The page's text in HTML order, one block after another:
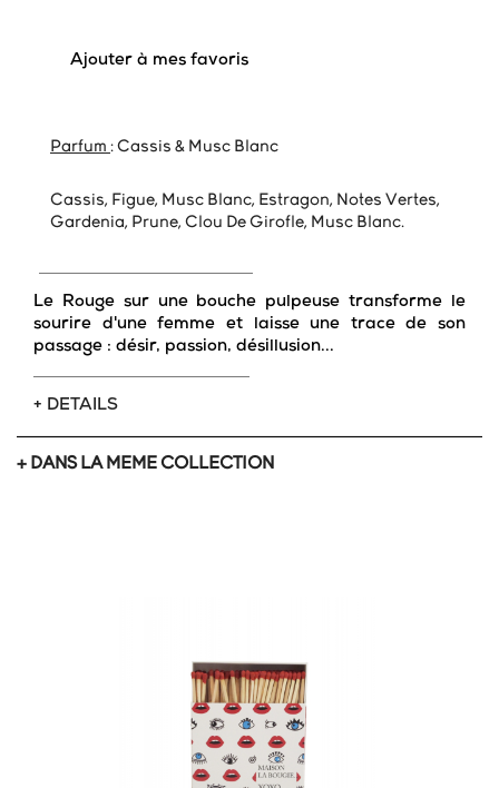
Ajouter à mes favoris
Parfum : Cassis & Musc Blanc
Cassis, Figue, Musc Blanc, Estragon, Notes Vertes,
Gardenia, Prune, Clou De Girofle, Musc Blanc.
Le Rouge sur une bouche pulpeuse transforme le
sourire d'une femme et laisse une trace de son
passage : désir, passion, désillusion...
+ DETAILS
+ DANS LA MEME COLLECTION